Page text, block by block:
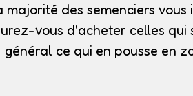
majorité des semenciers
vous d'acheter celles qui
général ce qui en pousse en